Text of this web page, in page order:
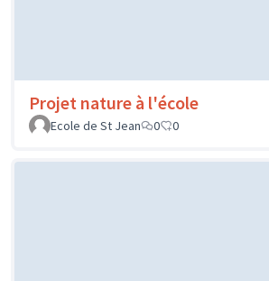
Projet nature à l'école
Ecole de St Jean
0 0